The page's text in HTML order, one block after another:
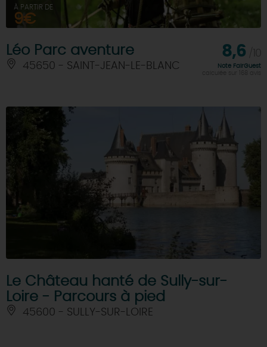
À PARTIR DE
9€
Léo Parc aventure
45650 - SAINT-JEAN-LE-BLANC
8,6
Note FairGuest
Le Château hanté de Sully-sur-
Loire - Parcours à pied
45600 - SULLY-SUR-LOIRE